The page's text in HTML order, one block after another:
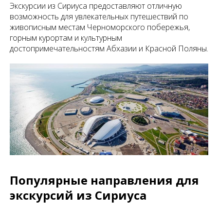
Экскурсии из Сириуса предоставляют отличную
возможность для увлекательных путешествий по
живописным местам Черноморского побережья,
горным курортам и культурным
достопримечательностям Абхазии и Красной Поляны.
Популярные направления для
экскурсий из Сириуса